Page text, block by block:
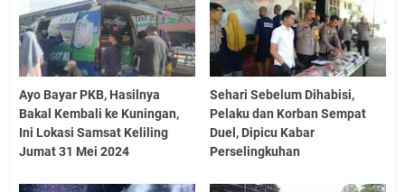
Ayo Bayar PKB, Hasilnya
Bakal Kembali ke Kuningan,
Ini Lokasi Samsat Keliling
Jumat 31 Mei 2024
Sehari Sebelum Dihabisi,
Pelaku dan Korban Sempat
Duel, Dipicu Kabar
Perselingkuhan